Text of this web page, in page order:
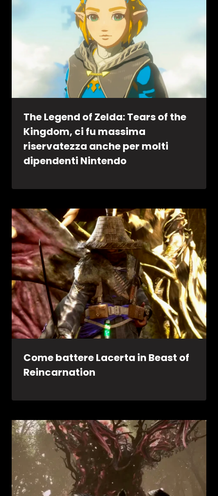
The Legend of Zelda: Tears of the
Kingdom, ci fu massima
riservatezza anche per molti
dipendenti Nintendo
Come battere Lacerta in Beast of
Reincarnation